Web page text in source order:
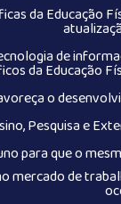
da Educação
de
da Educação
o
Pesquisa e
para que o
de